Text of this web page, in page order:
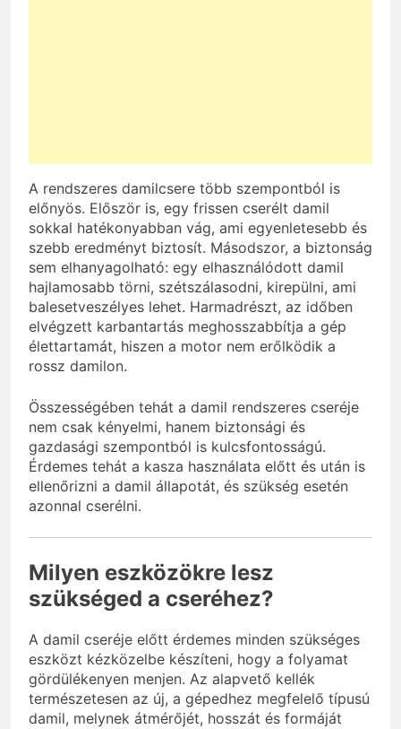
A rendszeres damilcsere több szempontból is
előnyös. Először is, egy frissen cserélt damil
sokkal hatékonyabban vág, ami egyenletesebb és
szebb eredményt biztosít. Másodszor, a biztonság
sem elhanyagolható: egy elhasználódott damil
hajlamosabb törni, szétszálasodni, kirepülni, ami
balesetveszélyes lehet. Harmadrészt, az időben
elvégzett karbantartás meghosszabbítja a gép
élettartamát, hiszen a motor nem erőlködik a
rossz damilon.
Összességében tehát a damil rendszeres cseréje
nem csak kényelmi, hanem biztonsági és
gazdasági szempontból is kulcsfontosságú.
Érdemes tehát a kasza használata előtt és után is
ellenőrizni a damil állapotát, és szükség esetén
azonnal cserélni.
Milyen eszközökre lesz
szükséged a cseréhez?
A damil cseréje előtt érdemes minden szükséges
eszközt kézközelbe készíteni, hogy a folyamat
gördülékenyen menjen. Az alapvető kellék
természetesen az új, a gépedhez megfelelő típusú
damil, melynek átmérőjét, hosszát és formáját